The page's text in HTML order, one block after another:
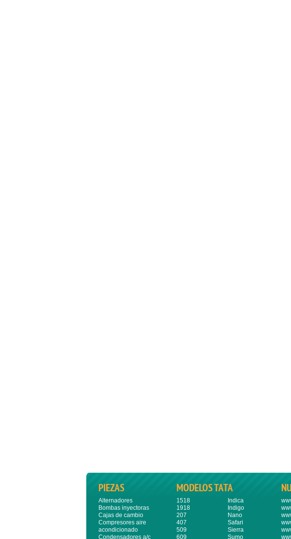
PIEZAS
Alternadores
Bombas inyectoras
Cajas de cambio
Compresores aire
acondicionado
Condensadores a/c
MODELOS TATA
1518
1918
207
407
509
609
Indica
Indigo
Nano
Safari
Sierra
Sumo